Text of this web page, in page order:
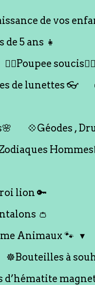
de vos
5 ans 👧
🙇‍♂️Poupee soucis🙇‍♀️
de lunettes 👓
💠Géodes ,
lion 🔑
👛
Animaux 🐾
☸️Bouteilles à
d’hématite